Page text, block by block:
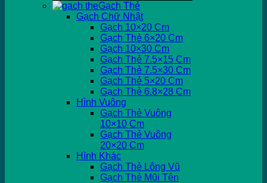
Gạch Thẻ
Gạch Chữ Nhật
Gạch 10×20 Cm
Gạch Thẻ 6×20 Cm
Gạch 10×30 Cm
Gạch Thẻ 7.5×15 Cm
Gạch Thẻ 7.5×30 Cm
Gạch Thẻ 5×20 Cm
Gạch Thẻ 6.8×28 Cm
Hình Vuông
Gạch Thẻ Vuông
10×10 Cm
Gạch Thẻ Vuông
20×20 Cm
Hình Khác
Gạch Thẻ Lông Vũ
Gạch Thẻ Mũi Tên